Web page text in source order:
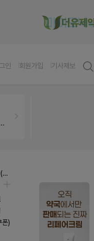
인 회원가입 기사제보
김천에서 약사님모셔요 급여740(퇴직금선지급시실수령800),KTXSRT김천구미역있음
)